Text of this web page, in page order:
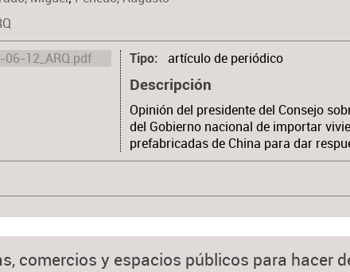
Tipo artículo de periódico
Descripción
Opinión del presidente del Consejo
del Gobierno nacional de importar
prefabricadas de China para dar
comercios y espacios públicos para hacer